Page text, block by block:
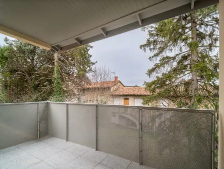
Accueil Actualités et conseils Guide achat
Frais de
notaire dans le neuf : combien et pourquoi en 2026
FRAIS DE NOTAIRE DANS LE NEUF :
COMBIEN ET POURQUOI EN 2026